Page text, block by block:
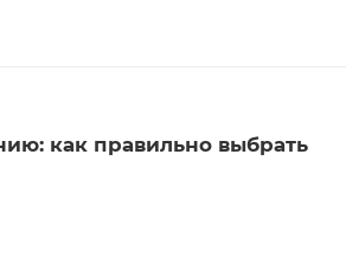
как правильно выбрать